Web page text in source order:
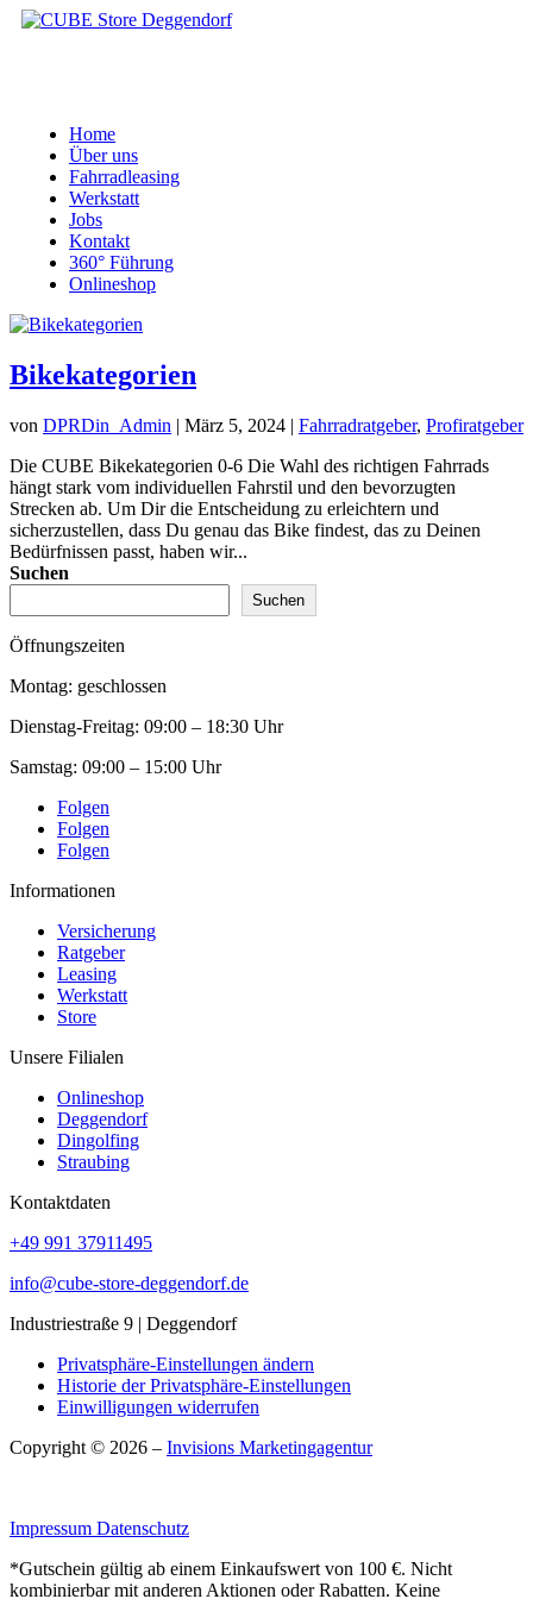
Home
Über uns
Fahrradleasing
Werkstatt
Jobs
Kontakt
360° Führung
Onlineshop
Bikekategorien
von DPRDin_Admin | März 5, 2024 | Fahrradratgeber, Profiratgeber
Die CUBE Bikekategorien 0-6 Die Wahl des richtigen Fahrrads
hängt stark vom individuellen Fahrstil und den bevorzugten
Strecken ab. Um Dir die Entscheidung zu erleichtern und
sicherzustellen, dass Du genau das Bike findest, das zu Deinen
Bedürfnissen passt, haben wir...
Suchen
Suchen
Öffnungszeiten
Montag: geschlossen
Dienstag-Freitag: 09:00 – 18:30 Uhr
Samstag: 09:00 – 15:00 Uhr
Folgen
Folgen
Folgen
Informationen
Versicherung
Ratgeber
Leasing
Werkstatt
Store
Unsere Filialen
Onlineshop
Deggendorf
Dingolfing
Straubing
Kontaktdaten
+49 991 37911495
info@cube-store-deggendorf.de
Industriestraße 9 | Deggendorf
Privatsphäre-Einstellungen ändern
Historie der Privatsphäre-Einstellungen
Einwilligungen widerrufen
Copyright © 2026 – Invisions Marketingagentur
Impressum Datenschutz
*Gutschein gültig ab einem Einkaufswert von 100 €. Nicht
kombinierbar mit anderen Aktionen oder Rabatten. Keine